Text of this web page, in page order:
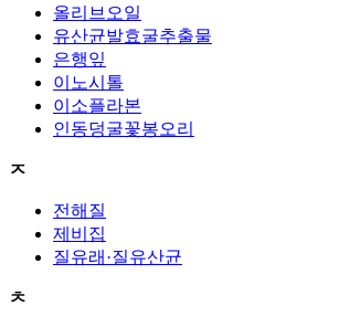
올리브오일
유산균발효굴추출물
은행잎
이노시톨
이소플라본
인동덩굴꽃봉오리
ㅈ
전해질
제비집
질유래·질유산균
ㅊ